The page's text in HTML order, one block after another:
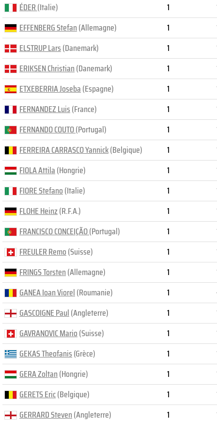
ÉDER(Italie)
EFFENBERG Stefan(Allemagne)
ELSTRUP Lars(Danemark)
ERIKSEN Christian(Danemark)
ETXEBERRIA Joseba(Espagne)
FERNANDEZ Luis(France)
FERNANDO COUTO(Portugal)
FERREIRA CARRASCO Yannick(Belgique)
FIOLA Attila(Hongrie)
FIORE Stefano(Italie)
FLOHE Heinz(R.F.A.)
FRANCISCO CONCEIÇÃO(Portugal)
FREULER Remo(Suisse)
FRINGS Torsten(Allemagne)
GANEA Ioan Viorel(Roumanie)
GASCOIGNE Paul(Angleterre)
GAVRANOVIC Mario(Suisse)
GEKAS Theofanis(Grèce)
GERA Zoltan(Hongrie)
GERETS Eric(Belgique)
GERRARD Steven(Angleterre)
1
1
1
1
1
1
1
1
1
1
1
1
1
1
1
1
1
1
1
1
1